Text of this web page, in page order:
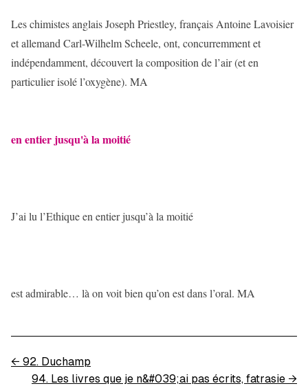
Les chimistes anglais Joseph Priestley, français Antoine Lavoisier
et allemand Carl-Wilhelm Scheele, ont, concurremment et
indépendamment, découvert la composition de l’air (et en
particulier isolé l’oxygène). MA
en entier jusqu'à la moitié
J’ai lu l’Ethique en entier jusqu’à la moitié
est admirable… là on voit bien qu’on est dans l’oral. MA
← 92. Duchamp
94. Les livres que je n&#039;ai pas écrits, fatrasie →